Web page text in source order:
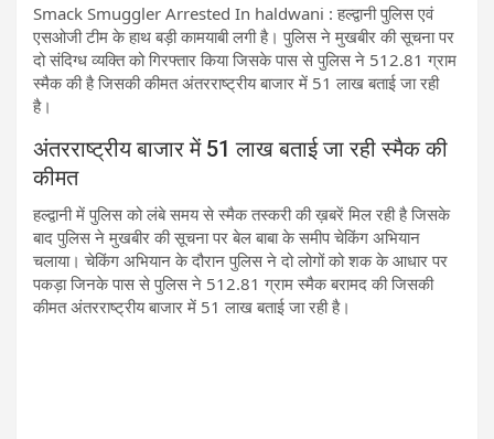
Smack Smuggler Arrested In haldwani :हल्द्वानी पुलिस एवं
एसओजी टीम के हाथ बड़ी कामयाबी लगी है। पुलिस ने मुखबीर की सूचना पर
दो संदिग्ध व्यक्ति को गिरफ्तार किया जिसके पास से पुलिस ने 512.81 ग्राम
स्मैक की है जिसकी कीमत अंतरराष्ट्रीय बाजार में 51 लाख बताई जा रही
है।
अंतरराष्ट्रीय बाजार में 51 लाख बताई जा रही स्मैक की
कीमत
हल्द्वानी में पुलिस को लंबे समय से स्मैक ​तस्करी की ख़बरें मिल रही है जिसके
बाद पुलिस ने मुखबीर की सूचना पर बेल बाबा के समीप चेकिंग अभियान
चलाया। चेकिंग अभियान के दौरान पुलिस ने दो लोगों को शक के आधार पर
पकड़ा जिनके पास से पुलिस ने 512.81 ग्राम स्मैक बरामद की जिसकी
कीमत अंतरराष्ट्रीय बाजार में 51 लाख बताई जा रही है। ​